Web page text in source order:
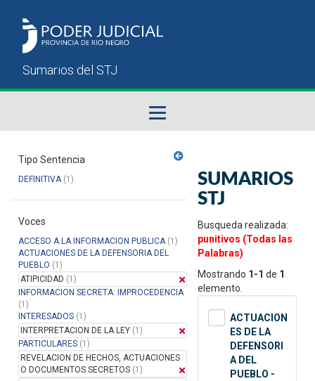
Sumarios del STJ
Manual del Usuario
Tipo Sentencia
DEFINITIVA(1)
Voces
ACCESO A LA INFORMACION PUBLICA(1)
ACTUACIONES DE LA DEFENSORIA DEL
PUEBLO (1)
ATIPICIDAD (1)
INFORMACION SECRETA: IMPROCEDENCIA
(1)
INTERESADOS (1)
INTERPRETACION DE LA LEY (1)
PARTICULARES (1)
REVELACION DE HECHOS, ACTUACIONES
O DOCUMENTOS SECRETOS (1)
SUMARIOS
STJ
Busqueda realizada:
punitivos (Todas las
Palabras)
Mostrando 1-1 de 1
elemento.
ACTUACION
ES DE LA
DEFENSORI
A DEL
PUEBLO -